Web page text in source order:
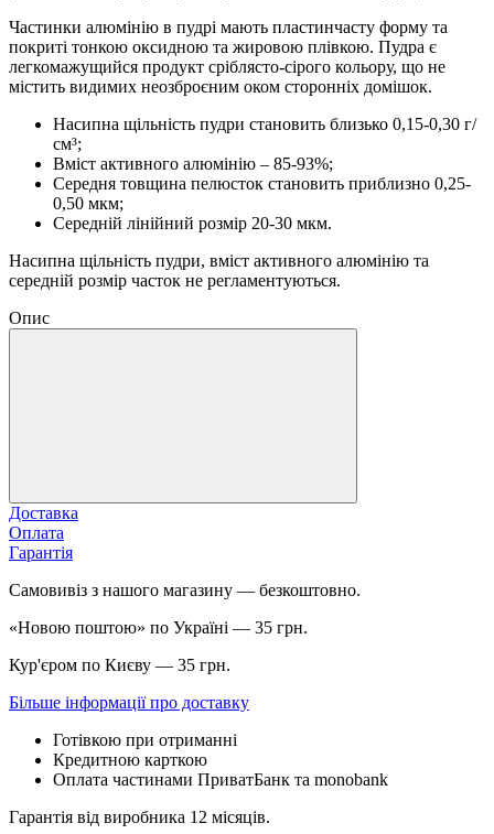
Частинки алюмінію в пудрі мають пластинчасту форму та
покриті тонкою оксидною та жировою плівкою. Пудра є
легкомажущийся продукт сріблясто-сірого кольору, що не
містить видимих неозброєним оком сторонніх домішок.
Насипна щільність пудри становить близько 0,15-0,30 г/
см³;
Вміст активного алюмінію – 85-93%;
Середня товщина пелюсток становить приблизно 0,25-
0,50 мкм;
Середній лінійний розмір 20-30 мкм.
Насипна щільність пудри, вміст активного алюмінію та
середній розмір часток не регламентуються.
Опис
Доставка
Оплата
Гарантія
Самовивіз з нашого магазину — безкоштовно.
«Новою поштою» по Україні — 35 грн.
Кур'єром по Києву — 35 грн.
Більше інформації про доставку
Готівкою при отриманні
Кредитною карткою
Оплата частинами ПриватБанк та monobank
Гарантія від виробника 12 місяців.